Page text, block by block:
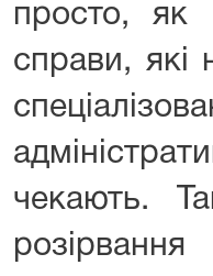
просто, як
справи, які
чекають.